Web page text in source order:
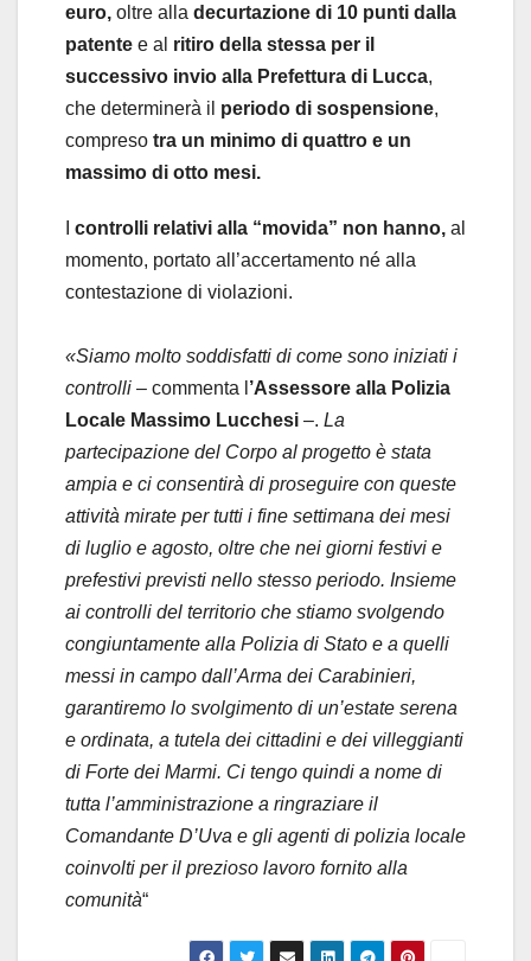
euro, oltre alla decurtazione di 10 punti dalla
patente e al ritiro della stessa per il
successivo invio alla Prefettura di Lucca,
che determinerà il periodo di sospensione,
compreso tra un minimo di quattro e un
massimo di otto mesi.
controlli relativi alla “movida” non hanno, al
momento, portato all’accertamento né alla
contestazione di violazioni.
«Siamo molto soddisfatti di come sono iniziati i
controlli – commenta l ’Assessore alla Polizia
Locale Massimo Lucchesi –. La
partecipazione del Corpo al progetto è stata
ampia e ci consentirà di proseguire con queste
attività mirate per tutti i fine settimana dei mesi
di luglio e agosto, oltre che nei giorni festivi e
prefestivi previsti nello stesso periodo. Insieme
ai controlli del territorio che stiamo svolgendo
congiuntamente alla Polizia di Stato e a quelli
messi in campo dall’Arma dei Carabinieri,
garantiremo lo svolgimento di un’estate serena
e ordinata, a tutela dei cittadini e dei villeggianti
di Forte dei Marmi. Ci tengo quindi a nome di
tutta l’amministrazione a ringraziare il
Comandante D’Uva e gli agenti di polizia locale
coinvolti per il prezioso lavoro fornito alla
comunità“